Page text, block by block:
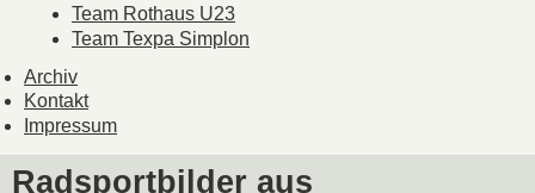
Team Rothaus U23
Team Texpa Simplon
Archiv
Kontakt
Impressum
Radsportbilder aus